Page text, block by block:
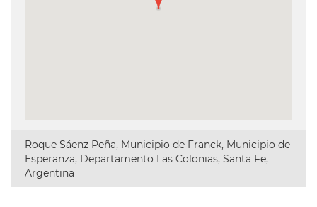
Roque Sáenz Peña, Municipio de Franck, Municipio de
Esperanza, Departamento Las Colonias, Santa Fe,
Argentina